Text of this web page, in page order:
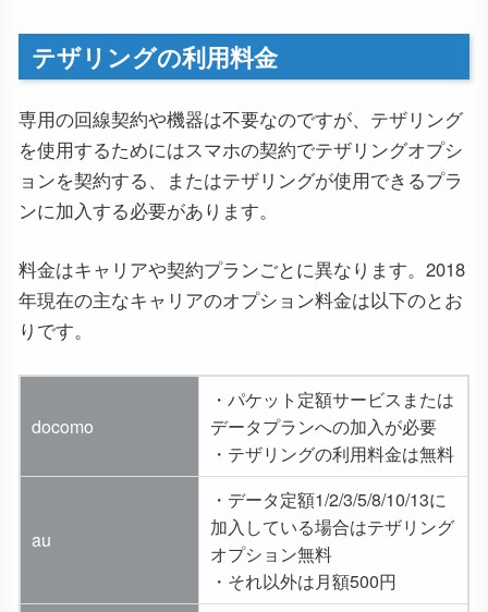
テザリングの利用料金
専用の回線契約や機器は不要なのですが、テザリング
を使用するためにはスマホの契約でテザリングオプシ
ョンを契約する、またはテザリングが使用できるプラ
ンに加入する必要があります。
料金はキャリアや契約プランごとに異なります。2018
年現在の主なキャリアのオプション料金は以下のとお
りです。
docomo
・パケット定額サービスまたは
データプランへの加入が必要
・テザリングの利用料金は無料
au
・データ定額1/2/3/5/8/10/13に
加入している場合はテザリング
オプション無料
・それ以外は月額500円